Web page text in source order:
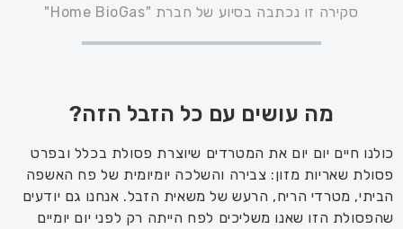
סקירה זו נכתבה בסיוע של חברת "Home BioGas"
מה עושים עם כל הזבל הזה?
כולנו חיים יום יום את המטרדים שיוצרת פסולת בכלל ובפרט
פסולת שאריות מזון: צבירה והשלכה יומיומית של פח האשפה
הביתי, מטרדי הריח, הרעש של משאית הזבל. אנחנו גם יודעים
שהפסולת הזו שאנו משליכים לפח הייתה רק לפני יום יומיים